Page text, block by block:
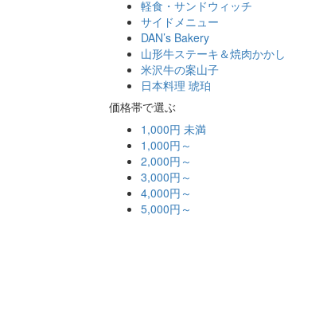
軽食・サンドウィッチ
サイドメニュー
DAN’s Bakery
山形牛ステーキ＆焼肉かかし
米沢牛の案山子
日本料理 琥珀
価格帯で選ぶ
1,000円 未満
1,000円～
2,000円～
3,000円～
4,000円～
5,000円～